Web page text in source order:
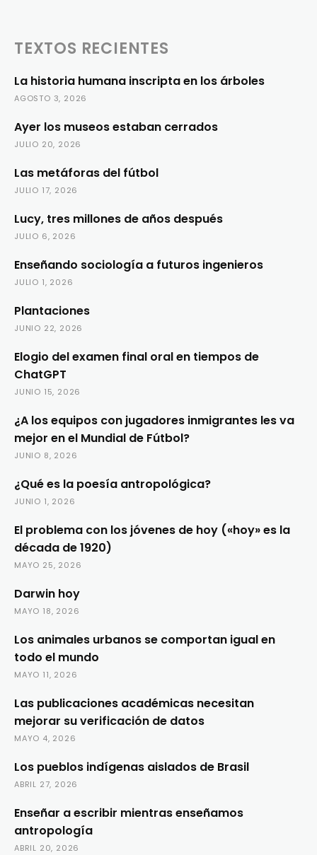
TEXTOS RECIENTES
La historia humana inscripta en los árboles
AGOSTO 3, 2026
Ayer los museos estaban cerrados
JULIO 20, 2026
Las metáforas del fútbol
JULIO 17, 2026
Lucy, tres millones de años después
JULIO 6, 2026
Enseñando sociología a futuros ingenieros
JULIO 1, 2026
Plantaciones
JUNIO 22, 2026
Elogio del examen final oral en tiempos de
ChatGPT
JUNIO 15, 2026
¿A los equipos con jugadores inmigrantes les va
mejor en el Mundial de Fútbol?
JUNIO 8, 2026
¿Qué es la poesía antropológica?
JUNIO 1, 2026
El problema con los jóvenes de hoy («hoy» es la
década de 1920)
MAYO 25, 2026
Darwin hoy
MAYO 18, 2026
Los animales urbanos se comportan igual en
todo el mundo
MAYO 11, 2026
Las publicaciones académicas necesitan
mejorar su verificación de datos
MAYO 4, 2026
Los pueblos indígenas aislados de Brasil
ABRIL 27, 2026
Enseñar a escribir mientras enseñamos
antropología
ABRIL 20, 2026